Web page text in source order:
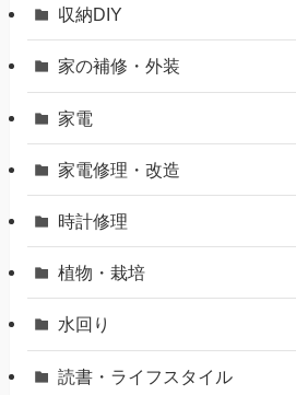
収納DIY
家の補修・外装
家電
家電修理・改造
時計修理
植物・栽培
水回り
読書・ライフスタイル